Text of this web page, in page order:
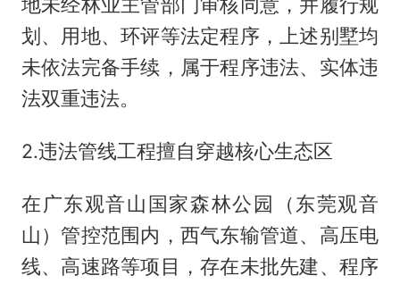
划、用地、环评等法定程序，上述别墅均
未依法完备手续，属于程序违法、实体违
法双重违法。
2.违法管线工程擅自穿越核心生态区
在广东观音山国家森林公园（东莞观音
山）管控范围内，西气东输管道、高压电
线、高速路等项目，存在未批先建、程序